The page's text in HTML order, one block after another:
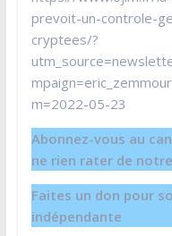
prevoit-un-controle-
cryptees/?
m=2022-05-23
Abonnez-vous au
ne rien rater de
Faites un don pour
indépendante